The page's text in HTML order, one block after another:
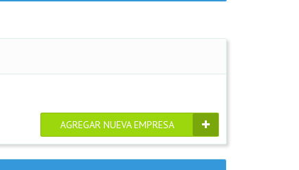
AGREGAR NUEVA EMPRESA